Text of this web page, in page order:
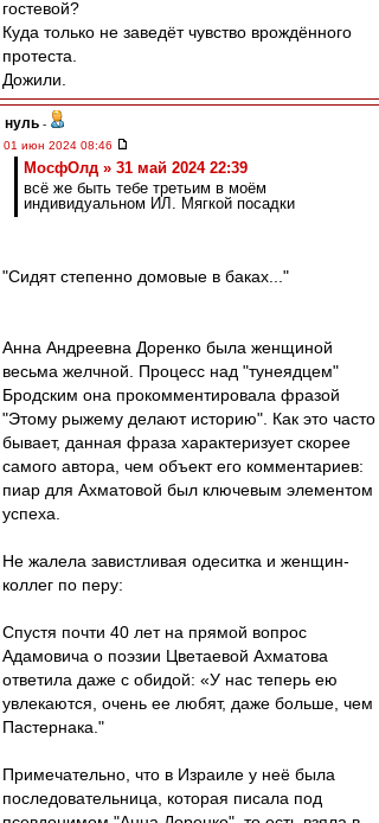
гостевой?
Куда только не заведёт чувство врождённого
протеста.
Дожили.
нуль -
01 июн 2024 08:46
МосфОлд » 31 май 2024 22:39
всё же быть тебе третьим в моём
индивидуальном ИЛ. Мягкой посадки
"Сидят степенно домовые в баках..."
Анна Андреевна Доренко была женщиной
весьма желчной. Процесс над "тунеядцем"
Бродским она прокомментировала фразой
"Этому рыжему делают историю". Как это часто
бывает, данная фраза характеризует скорее
самого автора, чем объект его комментариев:
пиар для Ахматовой был ключевым элементом
успеха.
Не жалела завистливая одеситка и женщин-
коллег по перу:
Спустя почти 40 лет на прямой вопрос
Адамовича о поэзии Цветаевой Ахматова
ответила даже с обидой: «У нас теперь ею
увлекаются, очень ее любят, даже больше, чем
Пастернака."
Примечательно, что в Израиле у неё была
последовательница, которая писала под